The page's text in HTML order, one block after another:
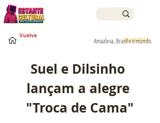
31 jul 2023
Amazônia, Brasil e o mundo.
Vuelve
Suel e Dilsinho
lançam a alegre
"Troca de Cama"